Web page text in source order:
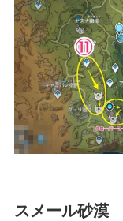
スメール砂漠